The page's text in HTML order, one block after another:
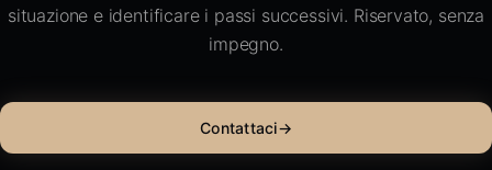
situazione e identificare i passi successivi. Riservato, senza
impegno.
Contattaci→